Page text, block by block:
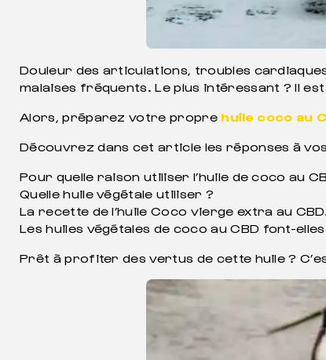
Douleur des articulations, troubles
malaises fréquents. Le plus intéressant ? Il
Alors, préparez votre propre huile coco au
Découvrez dans cet article les réponses à
Pour quelle raison utiliser l’huile de coco au
Quelle huile végétale utiliser ?
La recette de l’huile Coco vierge extra au CBD.
Les huiles végétales de coco au CBD font-
Prêt à profiter des vertus de cette huile ?